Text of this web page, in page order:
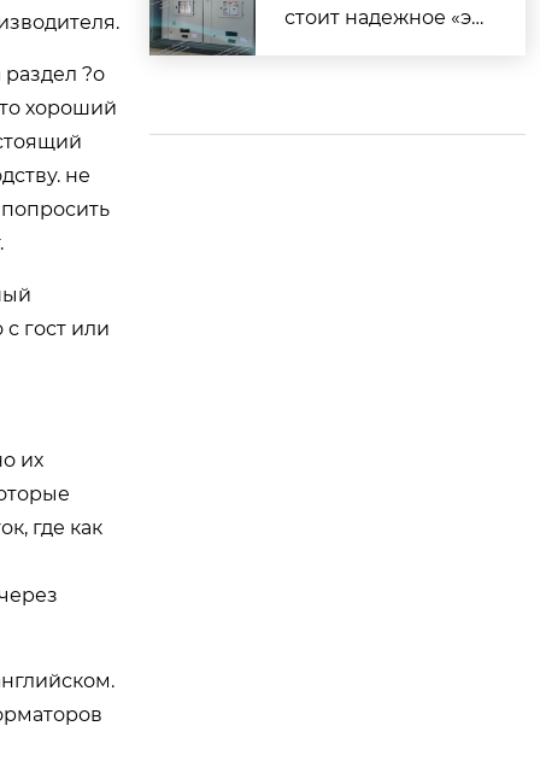
?о
хороший
не
с гост или
их
где как
екта по установке з
стоит надежное «эн